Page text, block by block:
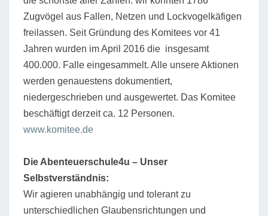
Zugvögel aus Fallen, Netzen und Lockvogelkäfigen
freilassen. Seit Gründung des Komitees vor 41
Jahren wurden im April 2016 die insgesamt
400.000. Falle eingesammelt. Alle unsere Aktionen
werden genauestens dokumentiert,
niedergeschrieben und ausgewertet. Das Komitee
beschäftigt derzeit ca. 12 Personen.
www.komitee.de
Die Abenteuerschule4u – Unser
Selbstverständnis:
Wir agieren unabhängig und tolerant zu
unterschiedlichen Glaubensrichtungen und